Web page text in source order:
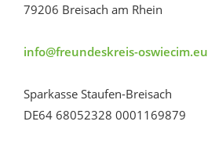
79206 Breisach am Rhein
info@freundeskreis-oswiecim.eu
Sparkasse Staufen-Breisach
DE64 68052328 0001169879